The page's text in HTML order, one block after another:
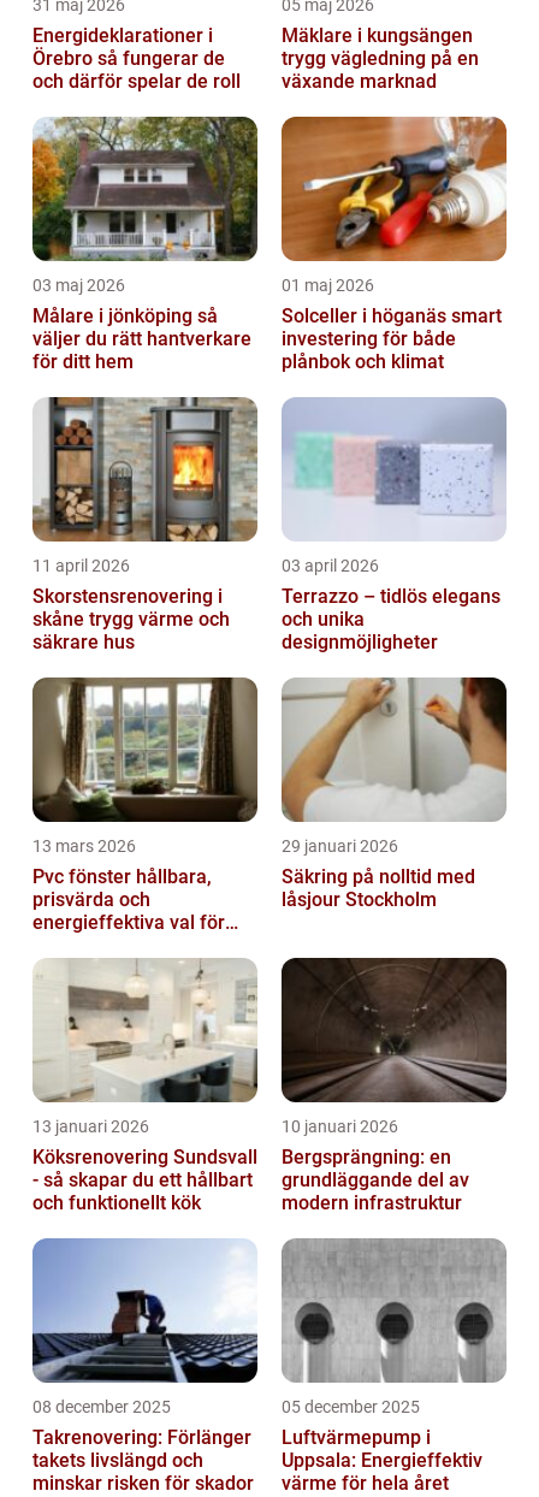
31 maj 2026
Energideklarationer i
Örebro så fungerar de
och därför spelar de roll
05 maj 2026
Mäklare i kungsängen
trygg vägledning på en
växande marknad
03 maj 2026
Målare i jönköping så
väljer du rätt hantverkare
för ditt hem
01 maj 2026
Solceller i höganäs smart
investering för både
plånbok och klimat
11 april 2026
Skorstensrenovering i
skåne trygg värme och
säkrare hus
03 april 2026
Terrazzo – tidlös elegans
och unika
designmöjligheter
13 mars 2026
Pvc fönster hållbara,
prisvärda och
energieffektiva val för
29 januari 2026
Säkring på nolltid med
låsjour Stockholm
13 januari 2026
Köksrenovering Sundsvall
- så skapar du ett hållbart
och funktionellt kök
10 januari 2026
Bergsprängning: en
grundläggande del av
modern infrastruktur
08 december 2025
Takrenovering: Förlänger
takets livslängd och
minskar risken för skador
05 december 2025
Luftvärmepump i
Uppsala: Energieffektiv
värme för hela året